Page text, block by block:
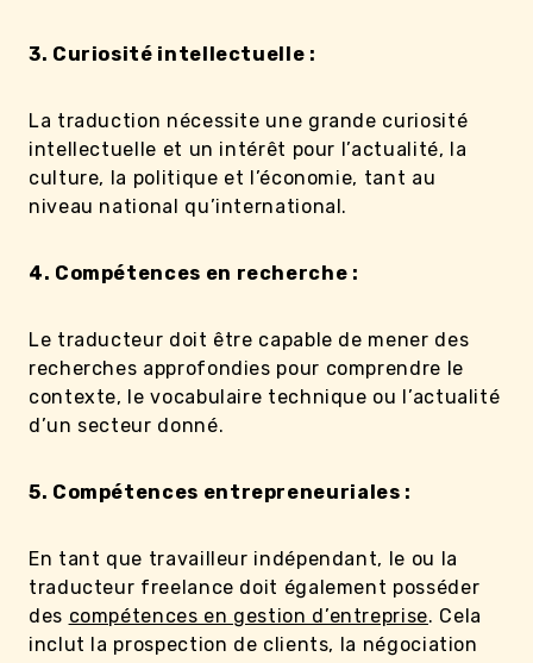
3. Curiosité intellectuelle :
La traduction nécessite une grande curiosité
intellectuelle et un intérêt pour l’actualité, la
culture, la politique et l’économie, tant au
niveau national qu’international.
4. Compétences en recherche :
Le traducteur doit être capable de mener des
recherches approfondies pour comprendre le
contexte, le vocabulaire technique ou l’actualité
d’un secteur donné.
5. Compétences entrepreneuriales :
En tant que travailleur indépendant, le ou la
traducteur freelance doit également posséder
des compétences en gestion d’entreprise. Cela
inclut la prospection de clients, la négociation